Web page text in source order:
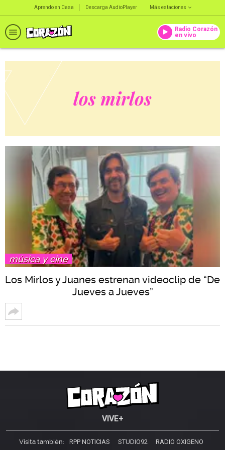
Aprendo en Casa Descarga AudioPlayer Más estaciones
Radio Corazón
en vivo
los mirlos
música y cine
Los Mirlos y Juanes estrenan videoclip de “De
Jueves a Jueves”
VIVE+
Visita también: RPP NOTICIAS STUDIO92
RADIO OXIGENO